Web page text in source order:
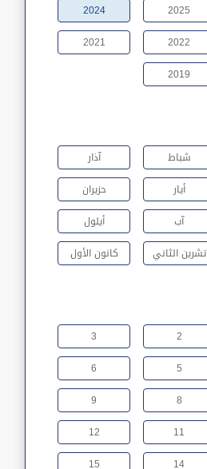
2025
2024
2022
2021
2019
شباط
آذار
أيار
حزيران
آب
أيلول
تشرين الثاني كانون الأول
2
3
5
6
8
9
11
12
14
15